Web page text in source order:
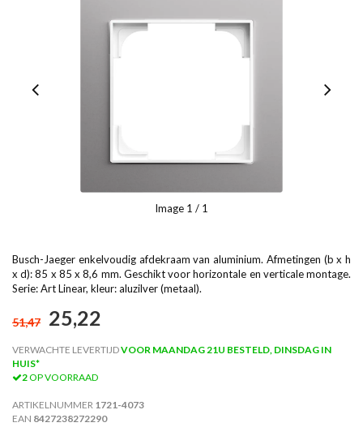
Image 1 / 1
Busch-Jaeger enkelvoudig afdekraam van aluminium. Afmetingen (b x h
x d): 85 x 85 x 8,6 mm. Geschikt voor horizontale en verticale montage.
Serie: Art Linear, kleur: aluzilver (metaal).
51,47 25,22
VERWACHTE LEVERTIJDVOOR MAANDAG 21U BESTELD, DINSDAG IN
HUIS*
2OP VOORRAAD
ARTIKELNUMMER 1721-4073
EAN 8427238272290